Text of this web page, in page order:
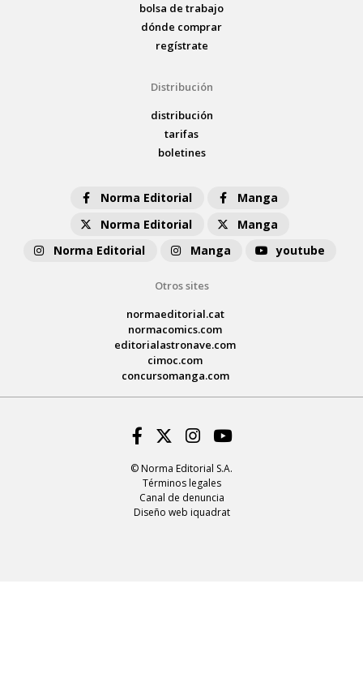
bolsa de trabajo
dónde comprar
regístrate
Distribución
distribución
tarifas
boletines
Norma Editorial
Manga
Norma Editorial
Manga
Norma Editorial
Manga youtube
Otros sites
normaeditorial.cat
normacomics.com
editorialastronave.com
cimoc.com
concursomanga.com
© Norma Editorial S.A.
Términos legales
Canal de denuncia
Diseño web iquadrat
Facebook
Twitter
Instagram
Youtube